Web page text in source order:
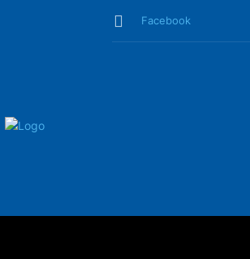
Facebook